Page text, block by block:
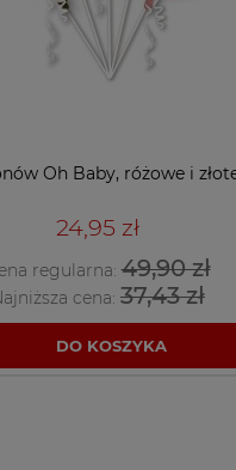
Oh Baby, różowe i
24,95 zł
regularna:49,90 zł
cena: 37,43 zł
DO KOSZYKA